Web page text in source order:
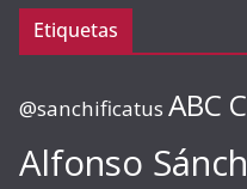
Etiquetas
@sanchificatus ABC
Alfonso